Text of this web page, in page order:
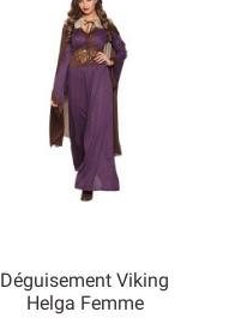
Déguisement Viking
Helga Femme